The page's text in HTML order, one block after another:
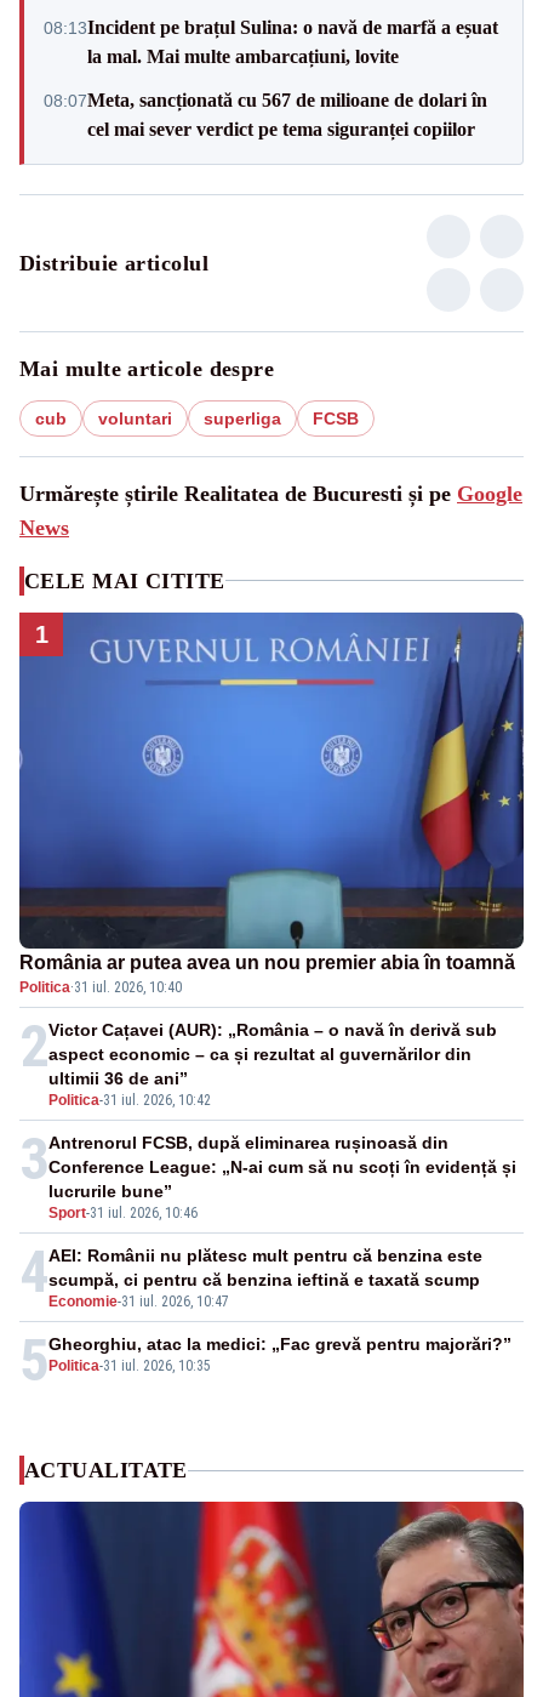
08:13Incident pe brațul Sulina: o navă de marfă a eșuat
la mal. Mai multe ambarcațiuni, lovite
08:07Meta, sancționată cu 567 de milioane de dolari în
cel mai sever verdict pe tema siguranței copiilor
Distribuie articolul
Mai multe articole despre
cub voluntari superliga FCSB
Urmărește știrile Realitatea de Bucuresti și pe Google
News
CELE MAI CITITE
1
România ar putea avea un nou premier abia în toamnă
Politica·31 iul. 2026, 10:40
2
Politica-31 iul. 2026, 10:42
Victor Cațavei (AUR): „România – o navă în derivă sub
aspect economic – ca și rezultat al guvernărilor din
ultimii 36 de ani”
3
Sport-31 iul. 2026, 10:46
Antrenorul FCSB, după eliminarea rușinoasă din
Conference League: „N-ai cum să nu scoți în evidență și
lucrurile bune”
4 Economie-31 iul. 2026, 10:47
AEI: Românii nu plătesc mult pentru că benzina este
scumpă, ci pentru că benzina ieftină e taxată scump
5 Politica-31 iul. 2026, 10:35
Gheorghiu, atac la medici: „Fac grevă pentru majorări?”
ACTUALITATE